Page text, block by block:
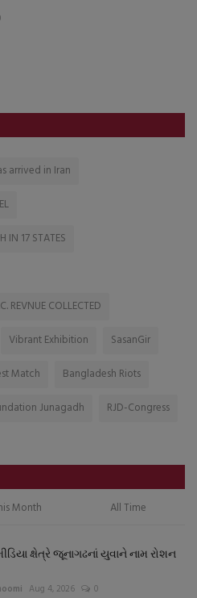
arrived in Iran
IN 17 STATES
REVNUE COLLECTED
Vibrant Exhibition
SasanGir
Match
Bangladesh Riots
Junagadh RJD-Congress
Month All Time
ક્ષેત્રે જૂનાગઢનાં યુવાને નામ રોશન
Aug 4, 2026 0